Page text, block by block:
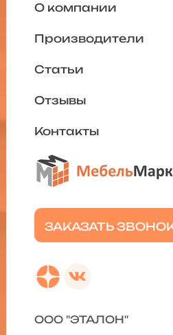
ЗАКАЗАТЬ
О компании
Производители
Статьи
Отзывы
Контакты
ООО "ЭТАЛОН"